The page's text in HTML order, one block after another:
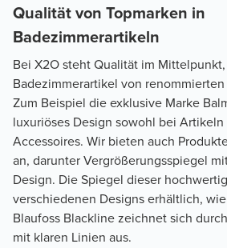
Qualität von Topmarken in
Badezimmerartikeln
Bei X2O steht Qualität im
Badezimmerartikel von
Zum Beispiel die exklusive Marke
luxuriöses Design sowohl bei Artikeln
Accessoires. Wir bieten auch
an, darunter Vergrößerungsspiegel
Design. Die Spiegel dieser
verschiedenen Designs erhältlich,
Blaufoss Blackline zeichnet sich
mit klaren Linien aus.